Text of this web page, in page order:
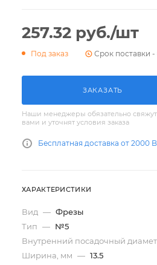
257.32 руб./шт
Под заказ Срок поставки -
ЗАКАЗАТЬ
Наши менеджеры обязательно
вами и уточнят условия заказа
Бесплатная доставка от 2000
ХАРАКТЕРИСТИКИ
Вид — Фрезы
Тип — №5
Внутренний посадочный
Ширина, мм — 13.5